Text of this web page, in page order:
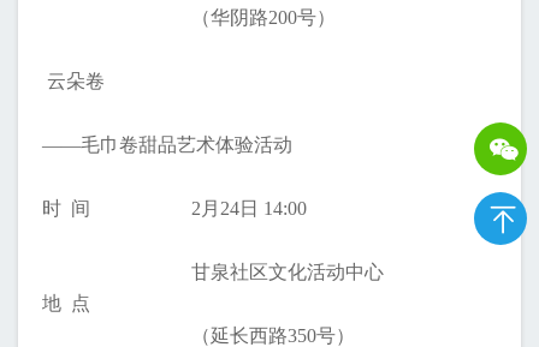
（华阴路200号）
云朵卷
——毛巾卷甜品艺术体验活动
时 间 2月24日 14:00
地 点
甘泉社区文化活动中心
（延长西路350号）